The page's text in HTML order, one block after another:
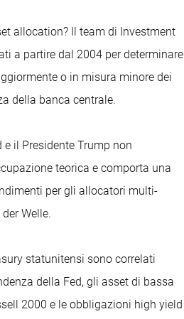
allocation? Il team di Investment
a partire dal 2004 per determinare
o in misura minore dei
della banca centrale.
e il Presidente Trump non
teorica e comporta una
per gli allocatori multi-
Welle.
statunitensi sono correlati
della Fed, gli asset di bassa
2000 e le obbligazioni high yield